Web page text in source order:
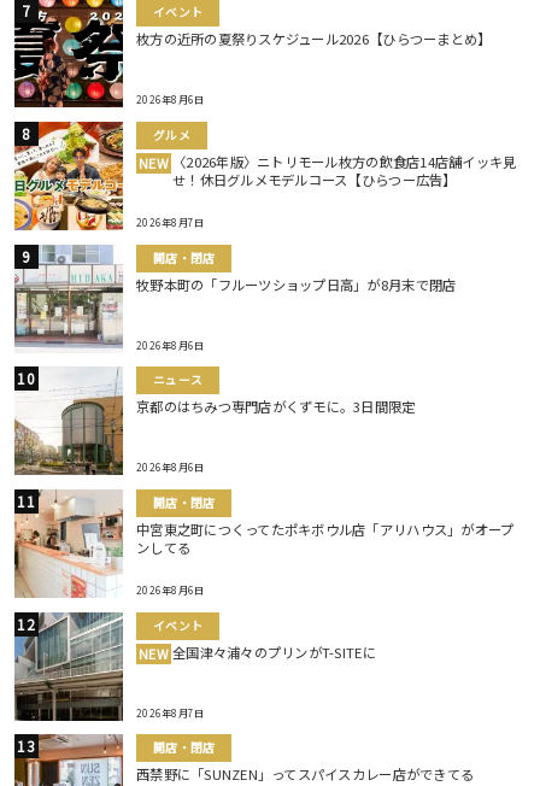
イベント
枚方の近所の夏祭りスケジュール2026【ひらつーまとめ】
2026年8月6日
グルメ
NEW 〈2026年版〉ニトリモール枚方の飲食店14店舗イッキ見
せ！休日グルメモデルコース【ひらつー広告】
2026年8月7日
開店・閉店
牧野本町の「フルーツショップ日高」が8月末で閉店
2026年8月6日
ニュース
京都のはちみつ専門店がくずモに。3日間限定
2026年8月6日
開店・閉店
中宮東之町につくってたポキボウル店「アリハウス」がオープ
ンしてる
2026年8月6日
イベント
NEW 全国津々浦々のプリンがT-SITEに
2026年8月7日
開店・閉店
西禁野に「SUNZEN」ってスパイスカレー店ができてる